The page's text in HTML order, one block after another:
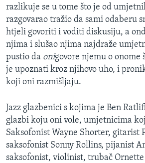
razlikuje se u tome što je od
razgovarao tražio da sami odaberu
htjeli govoriti i voditi diskusiju, a
njima i slušao njima najdraže
pustio da onigovore njemu o onome
je upoznati kroz njihovo uho, i
koji oni razmišljaju.
Jazz glazbenici s kojima je Ben
glazbi koju oni vole, umjetnicima
Saksofonist Wayne Shorter, gitarist
saksofonist Sonny Rollins, pijanist
saksofonist, violinist, trubač Ornette